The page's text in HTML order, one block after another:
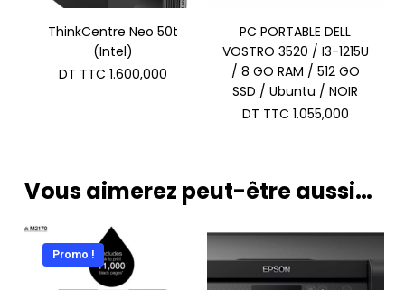
ThinkCentre Neo 50t
(Intel)
DT TTC 1.600,000
PC PORTABLE DELL
VOSTRO 3520 / I3-1215U
/ 8 GO RAM / 512 GO
SSD / Ubuntu / NOIR
DT TTC 1.055,000
Vous aimerez peut-être aussi…
Promo !